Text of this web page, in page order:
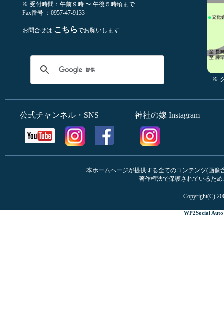
※ 受付時間：午前９時 〜 午後５時頃まで
Fax番号 ：0957-47-9133
お問合せは こちらでお願いします
※
公式チャンネル・SNS 神社の嫁 Instagram
本ホームページが提供する全てのコンテンツ(画
著作権法で保護されているた
Copyright(C)
WP2Social